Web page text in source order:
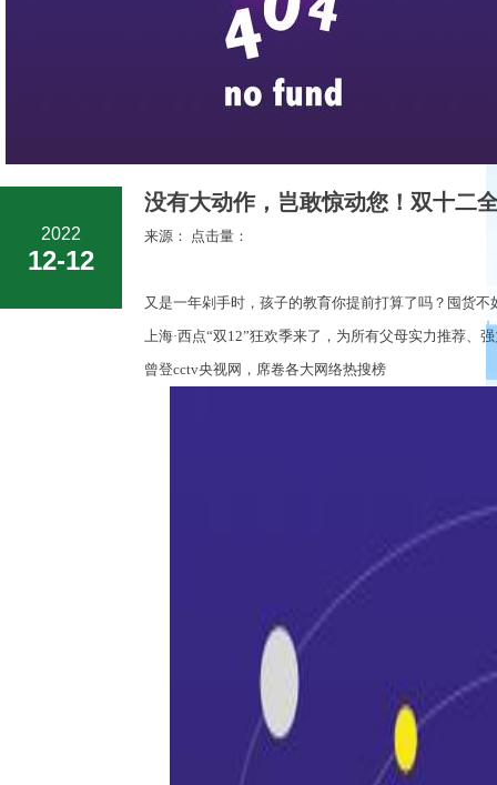
2022
12-12
没有大动作，岂敢惊动您！双十二
来源： 点击量：
又是一年剁手时 ， 孩子的教育你提前打算了吗？囤货
上海·西点“双12”狂欢季来了 ， 为所有父母实力推荐、
曾登cctv央视网 ， 席卷各大网络热搜榜